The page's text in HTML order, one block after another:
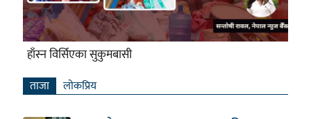
हाँस्न विर्सिएका सुकुमबासी
ताजा लाेकप्रिय